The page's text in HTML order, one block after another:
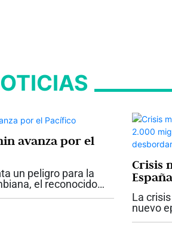
avanza por el
un peligro para la
el reconocido
Crisis
ciudad
La
nuevo